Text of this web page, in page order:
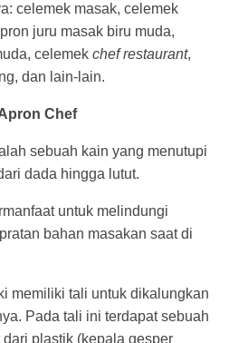
celemek masak, celemek
juru masak biru muda,
celemek chef restaurant,
dan lain-lain.
Chef
sebuah kain yang menutupi
dada hingga lutut.
untuk melindungi
bahan masakan saat di
memiliki tali untuk dikalungkan
Pada tali ini terdapat sebuah
dari plastik (kepala gesper